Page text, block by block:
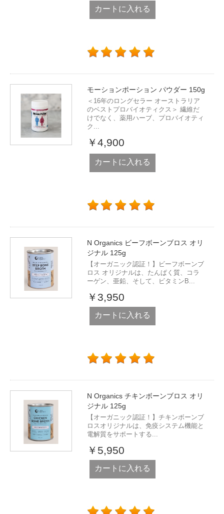
カートに入れる
モーションポーション パウダー 150g
＜16年のロングセラー オーストラリア
のベストプロバイオティクス＞ 繊維だ
けでなく、薬用ハーブ、プロバイオティ
ク...
￥4,900
カートに入れる
N Organics ビーフボーンブロス オリ
ジナル 125g
【オーガニック認証！】ビーフボーンブ
ロス オリジナルは、たんぱく質、コラ
ーゲン、亜鉛、そして、ビタミンB...
￥3,950
カートに入れる
N Organics チキンボーンブロス オリ
ジナル 125g
【オーガニック認証！】チキンボーンブ
ロスオリジナルは、免疫システム機能と
電解質をサポートする...
￥5,950
カートに入れる